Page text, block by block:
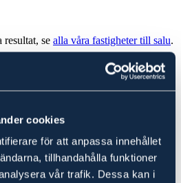
cookies
för att anpassa innehållet
tillhandahålla funktioner
vår trafik. Dessa kan i
se alla våra fastigheter till salu.
är landets största förmedlare av
Vi hjälper också varje år många
att ge rådgivning till spekulanter
samt värdering.